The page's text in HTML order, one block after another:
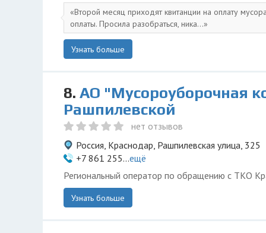
Второй месяц приходят квитанции на оплату
оплаты. Просила разобраться, ника...
Узнать больше
8. АО "Мусороуборочная
Рашпилевской
нет отзывов
Россия, Краснодар, Рашпилевская улица, 325
+7 861 255...ещё
Региональный оператор по обращению с ТКО
Узнать больше